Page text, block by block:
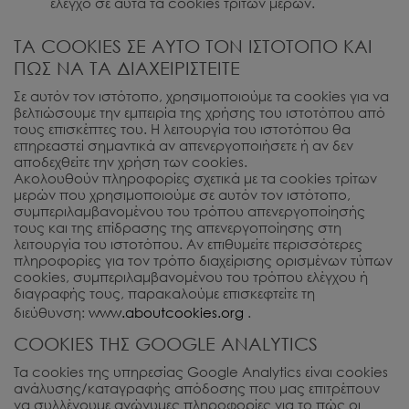
ΤΑ COOKIES ΣΕ ΑΥΤΟ ΤΟΝ ΙΣΤΟΤΟΠΟ ΚΑΙ
ΠΩΣ ΝΑ ΤΑ ΔΙΑΧΕΙΡΙΣΤΕΙΤΕ
Σε αυτόν τον ιστότοπο, χρησιμοποιούμε τα cookies για να
βελτιώσουμε την εμπειρία της χρήσης του ιστοτόπου από
τους επισκέπτες του. Η λειτουργία του ιστοτόπου θα
επηρεαστεί σημαντικά αν απενεργοποιήσετε ή αν δεν
αποδεχθείτε την χρήση των cookies.
Ακολουθούν πληροφορίες σχετικά με τα cookies τρίτων
μερών που χρησιμοποιούμε σε αυτόν τον ιστότοπο,
συμπεριλαμβανομένου του τρόπου απενεργοποίησής
τους και της επίδρασης της απενεργοποίησης στη
λειτουργία του ιστοτόπου. Αν επιθυμείτε περισσότερες
πληροφορίες για τον τρόπο διαχείρισης ορισμένων τύπων
cookies, συμπεριλαμβανομένου του τρόπου ελέγχου ή
διαγραφής τους, παρακαλούμε επισκεφτείτε τη
διεύθυνση: www.aboutcookies.org .
COOKIES ΤΗΣ GOOGLE ANALYTICS
Τα cookies της υπηρεσίας Google Analytics είναι cookies
ανάλυσης/καταγραφής απόδοσης που μας επιτρέπουν
να συλλέγουμε ανώνυμες πληροφορίες για το πώς οι